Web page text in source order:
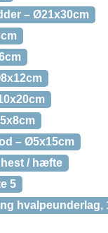
– Ø21x30cm
– Ø5x15cm
/ hæfte
5
hvalpeunderlag,